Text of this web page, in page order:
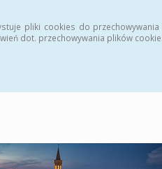
pliki cookies do
dot. przechowywania plików